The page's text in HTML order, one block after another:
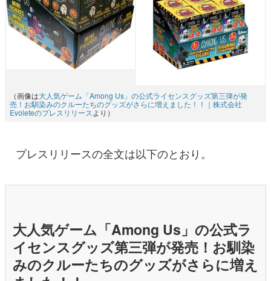
（画像は大人気ゲーム「Among Us」の公式ライセンスグッズ第三弾が発
売！お馴染みのクルーたちのグッズがさらに増えました！！｜株式会社
Evoleteのプレスリリース より）
プレスリリースの全文は以下のとおり。
大人気ゲーム「Among Us」の公式ラ
イセンスグッズ第三弾が発売！お馴染
みのクルーたちのグッズがさらに増え